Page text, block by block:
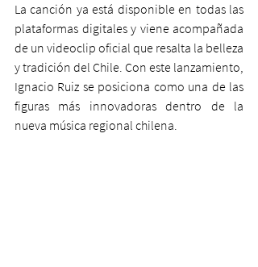
La canción ya está disponible en todas las
plataformas digitales y viene acompañada
de un videoclip oficial que resalta la belleza
y tradición del Chile. Con este lanzamiento,
Ignacio Ruiz se posiciona como una de las
figuras más innovadoras dentro de la
nueva música regional chilena.